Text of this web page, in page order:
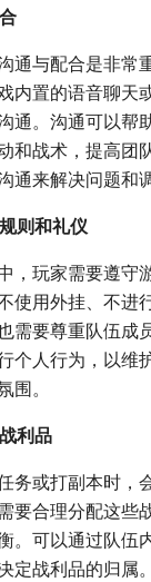
通与配合是非常
内置的语音聊天
通。沟通可以帮
和战术，提高团
通来解决问题和
则和礼仪
，玩家需要遵守
使用外挂、不进
需要尊重队伍成
个人行为，以维
围。
利品
务或打副本时，
要合理分配这些
。可以通过队伍
定战利品的归属。